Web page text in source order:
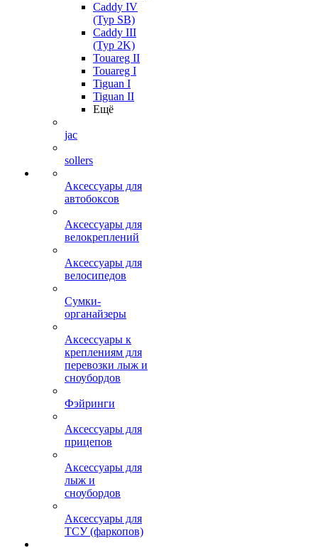
Caddy IV
(Typ SB)
Caddy III
(Typ 2K)
Touareg II
Touareg I
Tiguan I
Tiguan II
Ещё
jac
sollers
Аксессуары для
автобоксов
Аксессуары для
велокреплений
Аксессуары для
велосипедов
Сумки-
органайзеры
Аксессуары к
креплениям для
перевозки лыж и
сноубордов
Фэйринги
Аксессуары для
прицепов
Аксессуары для
лыж и
сноубордов
Аксессуары для
ТСУ (фаркопов)